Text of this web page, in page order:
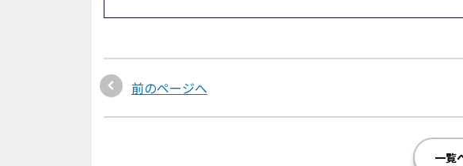
前のページへ
一覧